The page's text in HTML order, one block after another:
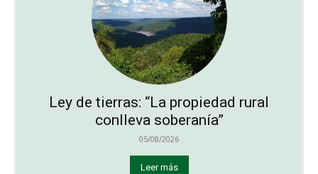
Ley de tierras: “La propiedad rural
conlleva soberanía”
05/08/2026
Leer más